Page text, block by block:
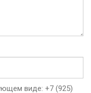
виде: +7 (925)